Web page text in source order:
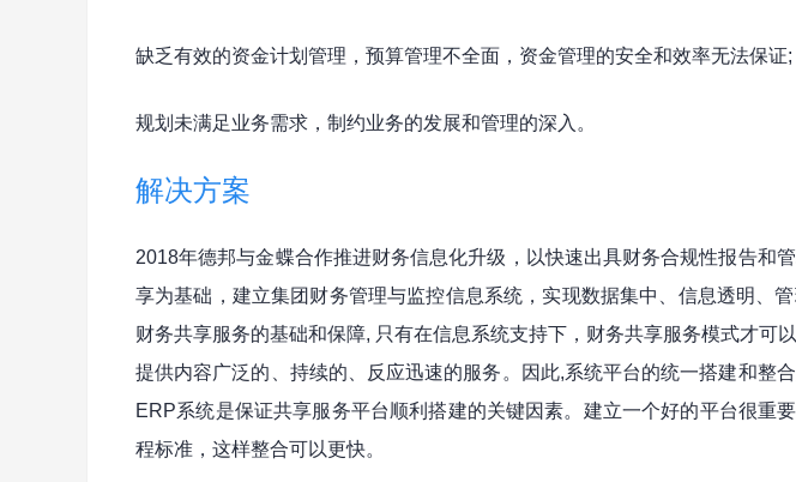
缺乏有效的资金计划管理，预算管理不全面，资金管理的安全和效率无法保证;
规划未满足业务需求，制约业务的发展和管理的深入。
解决方案
2018年德邦与金蝶合作推进财务信息化升级，以快速出具财务合规性报告和
享为基础，建立集团财务管理与监控信息系统，实现数据集中、信息透明、
财务共享服务的基础和保障, 只有在信息系统支持下，财务共享服务模式才可
提供内容广泛的、持续的、反应迅速的服务。因此,系统平台的统一搭建和整
ERP系统是保证共享服务平台顺利搭建的关键因素。建立一个好的平台很重
程标准，这样整合可以更快。